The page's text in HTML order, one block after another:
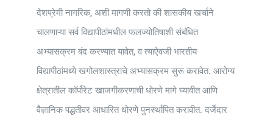
देशप्रेमी नागरिक, अशी मागणी करतो की शासकीय खर्चाने
चालणाऱ्या सर्व विद्यापीठांमधील फलज्योतिषाशी संबंधित
अभ्यासक्रम बंद करण्यात यावेत, व त्याऐवजी भारतीय
विद्यापीठांमध्ये खगोलशास्त्राचे अभ्यासक्रम सुरू करावेत. आरोग्य
क्षेत्रातील कॉर्पोरेट खाजगीकरणाची धोरणे मागे घ्यावीत आणि
वैज्ञानिक पद्धतीवर आधारित धोरणे पुनर्स्थापित करावीत. दर्जेदार